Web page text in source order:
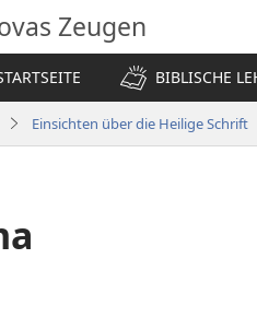
Zeugen
BIBLISCHE
Einsichten über die Heilige Schrift